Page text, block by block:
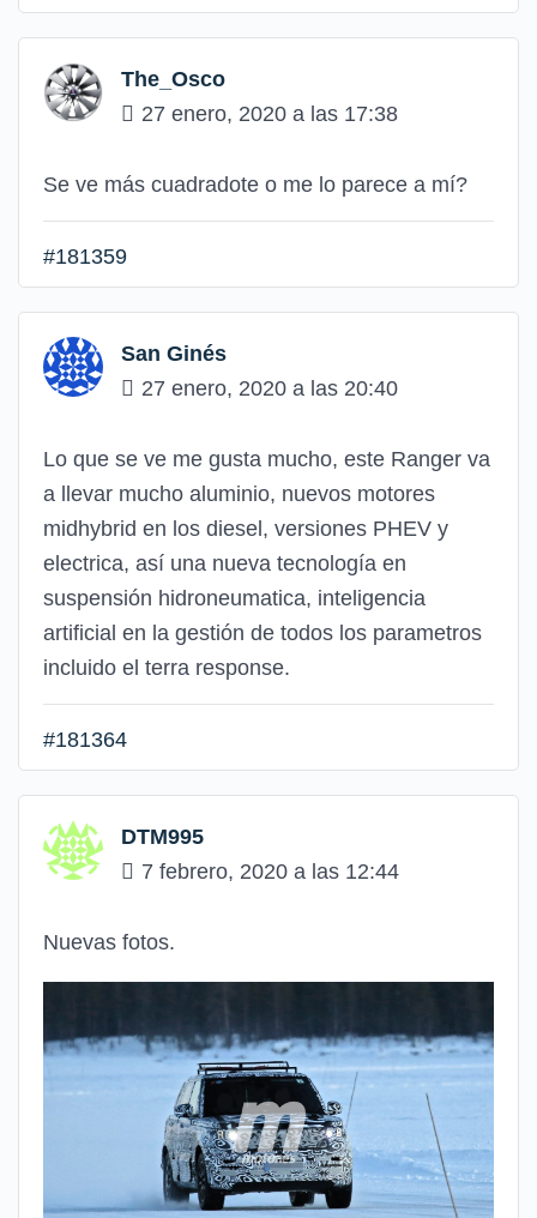
The_Osco
27 enero, 2020 a las 17:38
Se ve más cuadradote o me lo parece a mí?
#181359
San Ginés
27 enero, 2020 a las 20:40
Lo que se ve me gusta mucho, este Ranger va
a llevar mucho aluminio, nuevos motores
midhybrid en los diesel, versiones PHEV y
electrica, así una nueva tecnología en
suspensión hidroneumatica, inteligencia
artificial en la gestión de todos los parametros
incluido el terra response.
#181364
DTM995
7 febrero, 2020 a las 12:44
Nuevas fotos.